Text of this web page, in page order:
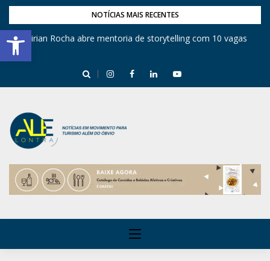
Barra de Ferramentas Aberta
NOTÍCIAS MAIS RECENTES
Mirian Rocha abre mentoria de storytelling com 10 vagas